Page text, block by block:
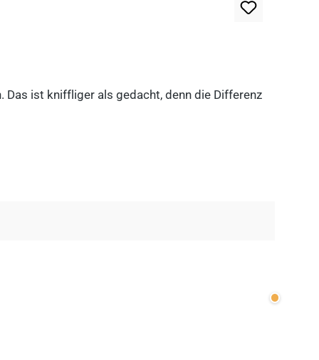
Das ist kniffliger als gedacht, denn die Differenz
Wenige